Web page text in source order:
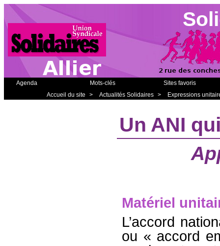
Agenda Mots-clés
Sites favoris
Accueil du site
> Actualités Solidaires > Expressions
Un ANI
Matériel
L’accord
ou « accord